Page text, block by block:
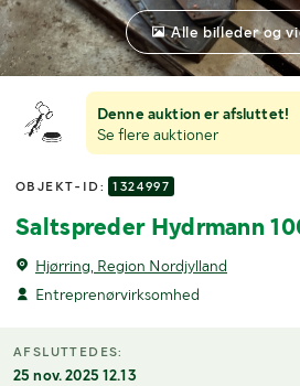
Denne auktion er afsluttet!
Se flere auktioner
OBJEKT-ID: 1324997
Saltspreder Hydrmann
Hjørring, Region Nordjylland
Entreprenørvirksomhed
Alle billeder og
AFSLUTTEDES:
25 nov. 2025 12.13